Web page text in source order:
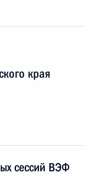
края
сессий ВЭФ